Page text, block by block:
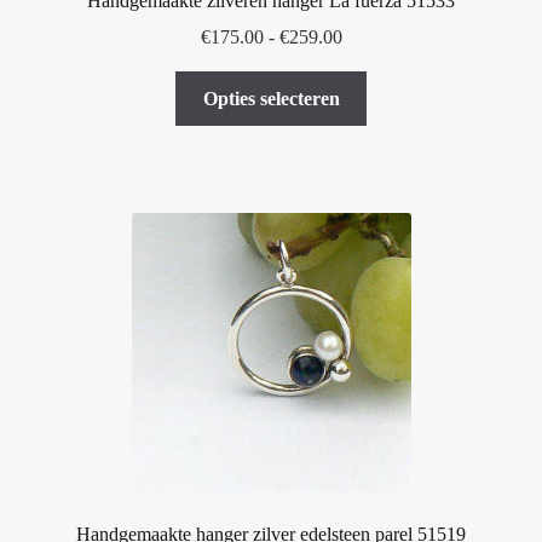
€175.00 - €259.00Prijsklasse:
€259.00
Opties selecteren
Deze
optie
kan
gekozen
worden
op
de
Handgemaakte hanger zilver edelsteen parel 51519